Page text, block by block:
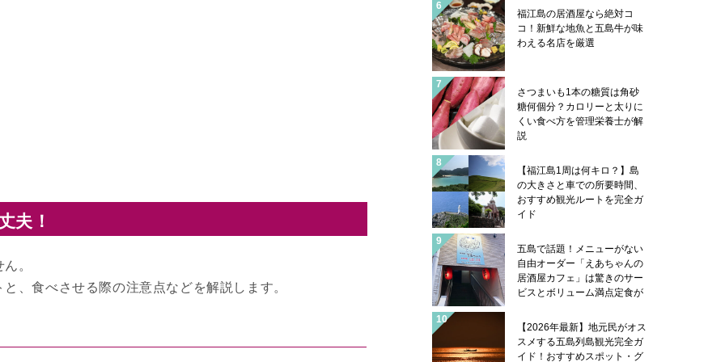
夫！
。
、食べさせる際の注意点などを解説します。
福江島の居酒屋なら絶対コ
コ！新鮮な地魚と五島牛が味
わえる名店を厳選
さつまいも1本の糖質は角砂
糖何個分？カロリーと太りに
くい食べ方を管理栄養士が解
説
【福江島1周は何キロ？】島
の大きさと車での所要時間、
おすすめ観光ルートを完全ガ
イド
五島で話題！メニューがない
自由オーダー「えあちゃんの
居酒屋カフェ」は驚きのサー
ビスとボリューム満点定食が
【2026年最新】地元民がオス
スメする五島列島観光完全ガ
イド！おすすめスポット・グ